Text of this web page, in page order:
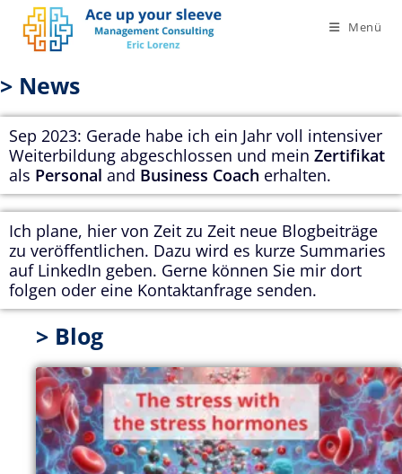
Menü
> News
Sep 2023: Gerade habe ich ein Jahr voll intensiver
Weiterbildung abgeschlossen und mein Zertifikat
als Personal and Business Coach erhalten.
Ich plane, hier von Zeit zu Zeit neue Blogbeiträge
zu veröffentlichen. Dazu wird es kurze Summaries
auf LinkedIn geben. Gerne können Sie mir dort
folgen oder eine Kontaktanfrage senden.
> Blog